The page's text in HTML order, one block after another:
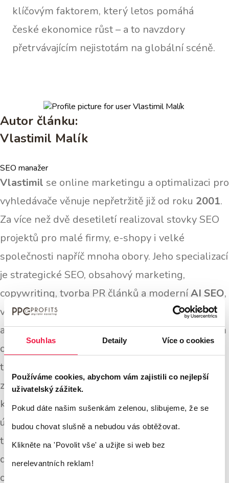
Souhlas Detaily Více o cookies
Používáme cookies, abychom vám zajistili co nejlepší
uživatelský zážitek.
Pokud dáte našim sušenkám zelenou, slibujeme, že se
budou chovat slušně a nebudou vás obtěžovat.
Klikněte na 'Povolit vše' a užijte si web bez
nerelevantních reklam!
klíčovým faktorem, který letos pomáhá
české ekonomice růst – a to navzdory
přetrvávajícím nejistotám na globální scéně.
Autor článku:
Vlastimil Malík
SEO manažer
Vlastimil se online marketingu a optimalizaci pro
vyhledávače věnuje nepřetržitě již od roku 2001.
Za více než dvě desetiletí realizoval stovky SEO
projektů pro malé firmy, e-shopy i velké
společnosti napříč mnoha obory. Jeho specializací
je strategické SEO, obsahový marketing,
copywriting, tvorba PR článků a moderníAI SEO,
včetně optimalizace pro generativní vyhledávače
a AI asistenty. Má rozsáhlé zkušenosti s návrhem
obsahových strategií, analýzou klíčových slov,
technickým SEO i tvorbou textů, které oslovují
zákazníky i algoritmy vyhledávačů. Věří, že
kvalitní obsah je jedním z nejdůležitějších pilířů
úspěšného online marketingu, a proto vytváří
texty, které podporují viditelnost webů, budují
důvěru značky a především přinášejí měřitelné
obchodní výsledky.